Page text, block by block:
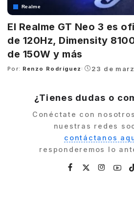
Realme
El Realme GT Neo 3 es
de 120Hz, Dimensity
de 150W y más
Posted
Por: Renzo Rodríguez 23 de
¿Tienes dudas o
Conéctate con
nuestras redes
contáctanos
responderemos lo